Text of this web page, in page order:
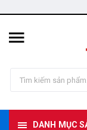
DANH MỤC